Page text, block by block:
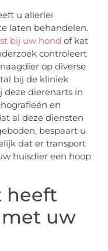
u allerlei
laten behandelen.
bij uw hond of kat
controleert
op diverse
bij de kliniek
deze dierenarts in
en
al deze diensten
bespaart u
dat er transport
huisdier een hoop
heeft
uw